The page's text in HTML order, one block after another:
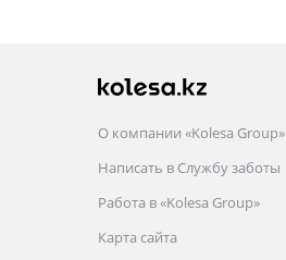
О компании «Kolesa Group»
Написать в Службу заботы
Работа в «Kolesa Group»
Карта сайта